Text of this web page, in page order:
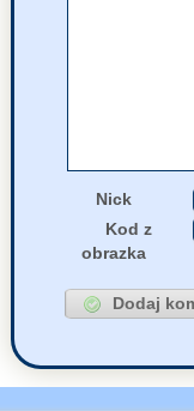
Nick
Kod z
obrazka